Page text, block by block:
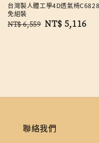
台灣製人體工學4D透氣椅C6828
免組裝
Regular
NT$ 6,559 Sale
NT$ 5,116
聯絡我們